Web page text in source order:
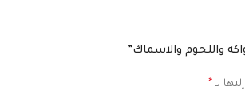
واللحوم والاسماك”
بـ *